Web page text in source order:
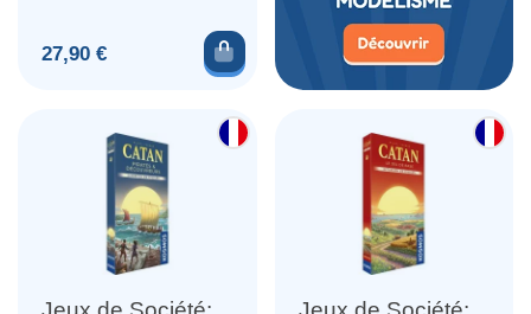
Prix
27,90 € Ajouter au panier